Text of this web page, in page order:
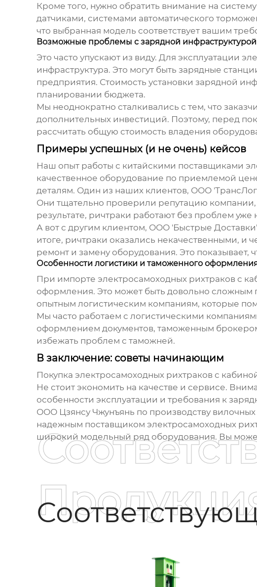
Кроме того, нужно обратить внимание на
датчиками, системами автоматического
что выбранная модель соответствует вашим
Возможные проблемы с зарядной инфраструктурой
Это часто упускают из виду. Для эксплуатации
инфраструктура. Это могут быть зарядные
предприятия. Стоимость установки зарядной
планировании бюджета.
Мы неоднократно сталкивались с тем, что
дополнительных инвестиций. Поэтому, перед
рассчитать общую стоимость владения
Примеры успешных (и не очень) кейсов
Наш опыт работы с китайскими поставщиками
качественное оборудование по приемлемой
деталям. Один из наших клиентов, ООО
Они тщательно проверили репутацию
результате, ричтраки работают без проблем уже
А вот с другим клиентом, ООО 'Быстрые
итоге, ричтраки оказались некачественными, и
ремонт и замену оборудования. Это показывает,
Особенности логистики и таможенного
При импорте электросамоходных рихтраков с
оформления. Это может быть довольно
опытным логистическим компаниям, которые
Мы часто работаем с логистическими
оформлением документов, таможенным
избежать проблем с таможней.
В заключение: советы начинающим
Покупка электросамоходных рихтраков с
Не стоит экономить на качестве и сервисе.
особенности эксплуатации и требования к
ООО Цзянсу Чжунъянь по производству
надежным поставщиком электросамоходных
широкий модельный ряд оборудования. Вы